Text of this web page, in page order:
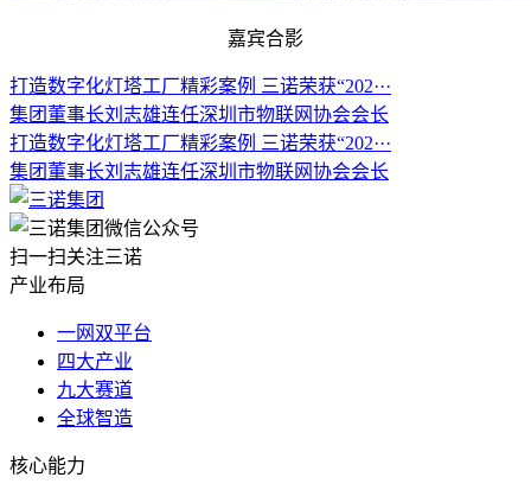
嘉宾合影
打造数字化灯塔工厂精彩案例 三诺荣获“202···
集团董事长刘志雄连任深圳市物联网协会会长
打造数字化灯塔工厂精彩案例 三诺荣获“202···
集团董事长刘志雄连任深圳市物联网协会会长
扫一扫关注三诺
产业布局
一网双平台
四大产业
九大赛道
全球智造
核心能力